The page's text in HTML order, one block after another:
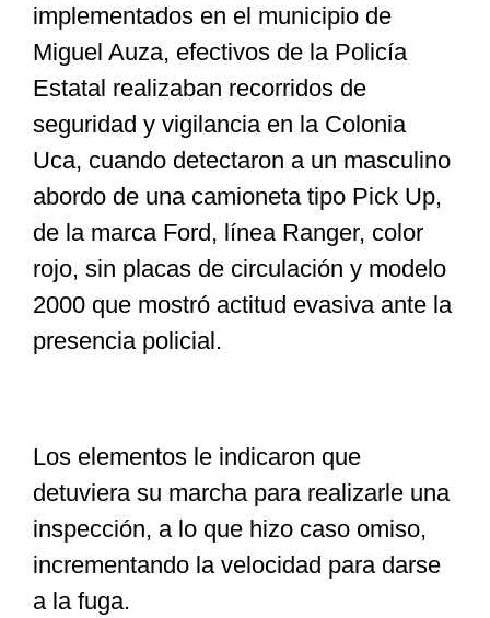
implementados en el municipio de
Miguel Auza, efectivos de la Policía
Estatal realizaban recorridos de
seguridad y vigilancia en la Colonia
Uca, cuando detectaron a un masculino
abordo de una camioneta tipo Pick Up,
de la marca Ford, línea Ranger, color
rojo, sin placas de circulación y modelo
2000 que mostró actitud evasiva ante la
presencia policial.
Los elementos le indicaron que
detuviera su marcha para realizarle una
inspección, a lo que hizo caso omiso,
incrementando la velocidad para darse
a la fuga.